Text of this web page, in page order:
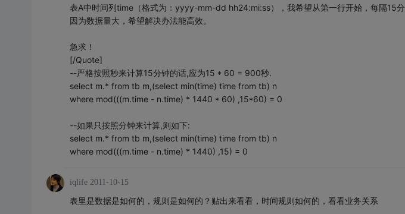
表A中时间列time（格式为：yyyy-mm-dd hh24:mi:ss），我希望从第一行开始，每隔15分
因为数据量大，希望解决办法能高效。
急求！
[/Quote]
--严格按照秒来计算15分钟的话,应为15 * 60 = 900秒.
select m.* from tb m,(select min(time) time from tb) n
where mod(((m.time - n.time) * 1440 * 60) ,15*60) = 0
--如果只按照分钟来计算,则如下:
select m.* from tb m,(select min(time) time from tb) n
where mod(((m.time - n.time) * 1440) ,15) = 0
iqlife 2011-10-15
表里是数据是如何的，规则是如何的？贴出来看看，时间规则如何的，看看业务关系